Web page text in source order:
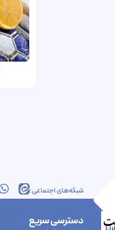
شبکه‌های اجتماعی:
دسترسی سریع